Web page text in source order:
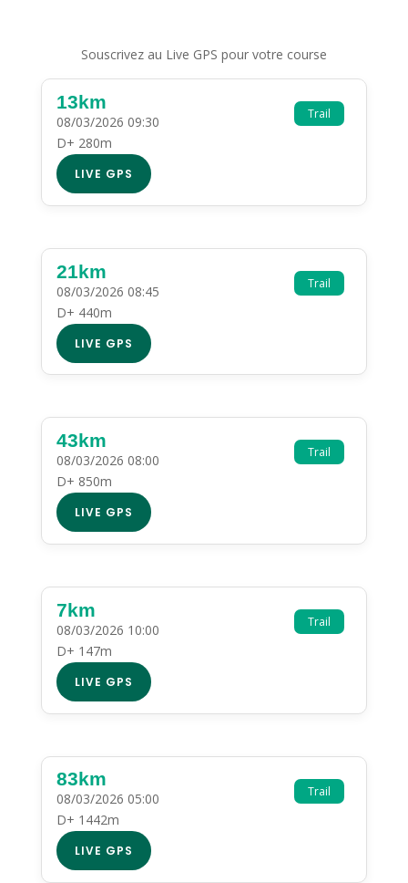
Souscrivez au Live GPS pour votre course
Trail
13km
08/03/2026 09:30
D+ 280m
LIVE GPS
Trail
21km
08/03/2026 08:45
D+ 440m
LIVE GPS
Trail
43km
08/03/2026 08:00
D+ 850m
LIVE GPS
Trail
7km
08/03/2026 10:00
D+ 147m
LIVE GPS
Trail
83km
08/03/2026 05:00
D+ 1442m
LIVE GPS